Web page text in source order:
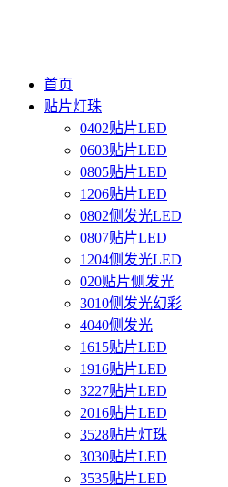
首页
贴片灯珠
0402贴片LED
0603贴片LED
0805贴片LED
1206贴片LED
0802侧发光LED
0807贴片LED
1204侧发光LED
020贴片侧发光
3010侧发光幻彩
4040侧发光
1615贴片LED
1916贴片LED
3227贴片LED
2016贴片LED
3528贴片灯珠
3030贴片LED
3535贴片LED